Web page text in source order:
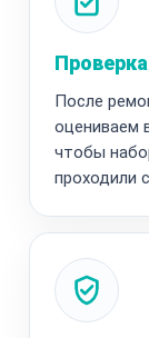
После
оцениваем
чтобы
проходили